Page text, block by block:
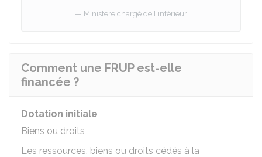
Ministère chargé de l'intérieur
Comment une FRUP est-elle
financée ?
Dotation initiale
Biens ou droits
Les ressources, biens ou droits cédés à la